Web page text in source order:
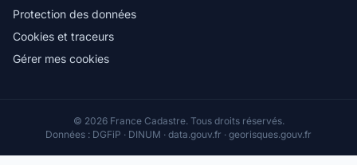
Protection des données
Cookies et traceurs
Gérer mes cookies
© 2026 France Cadastre. Tous droits réservés.
Données : DGFiP · DINUM · data.gouv.fr · georisques.gouv.fr